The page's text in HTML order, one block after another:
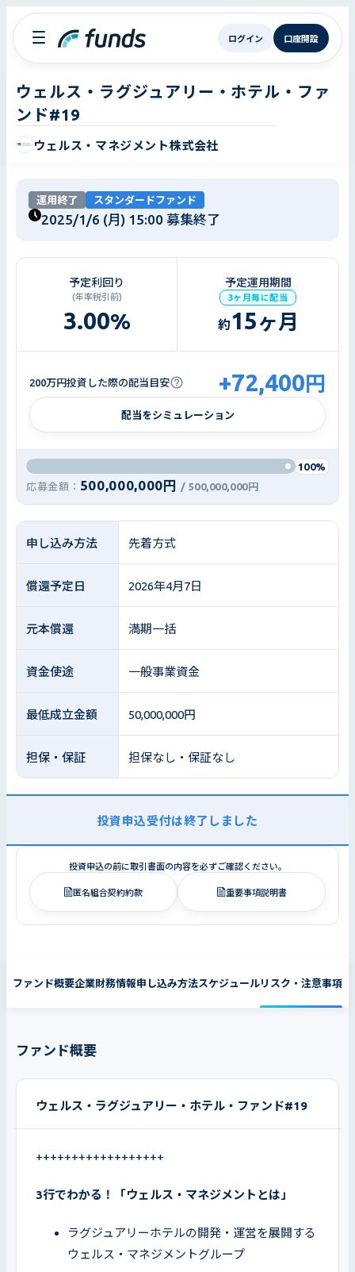
ログイン 口座開設
ウェルス・ラグジュアリー・ホテル・ファ
ンド#19
ウェルス・マネジメント株式会社
運用終了 スタンダードファンド
2025/1/6 (月) 15:00 募集終了
予定利回り
(年率税引前)
3.00%
予定運用期間
3ヶ月毎に配当
約15ヶ月
200万円投資した際の配当目安 +72,400 円
配当をシミュレーション
100%
応募金額： 500,000,000円 / 500,000,000円
申し込み方法 先着方式
償還予定日 2026年4月7日
元本償還 満期一括
資金使途 一般事業資金
最低成立金額 50,000,000円
担保・保証 担保なし・保証なし
投資申込受付は終了しました
投資申込の前に取引書面の内容を必ずご確認ください。
匿名組合契約約款 重要事項説明書
ファンド概要企業財務情報申し込み方法スケジュールリスク・注意事項
ファンド概要
ウェルス・ラグジュアリー・ホテル・ファンド#19
++++++++++++++++++
3行でわかる！「ウェルス・マネジメントとは」
ラグジュアリーホテルの開発・運営を展開する
ウェルス・マネジメントグループ